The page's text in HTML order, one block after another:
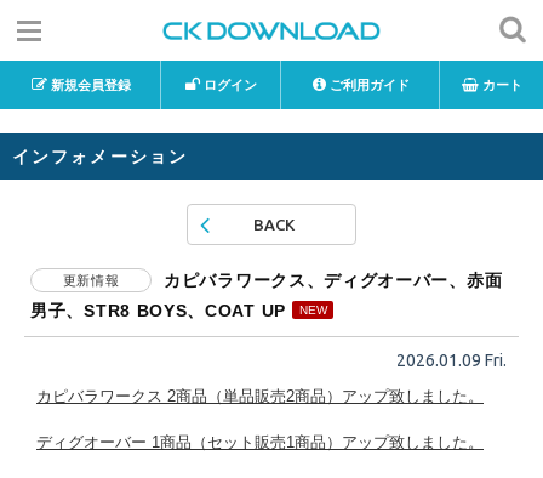
新規会員登録 ログイン ご利用ガイド カート
インフォメーション
BACK
更新情報
カピバラワークス、ディグオーバー、赤面
男子、STR8 BOYS、COAT UP
2026.01.09 Fri.
カピバラワークス 2商品（単品販売2商品）アップ致しました。
ディグオーバー 1商品（セット販売1商品）アップ致しました。